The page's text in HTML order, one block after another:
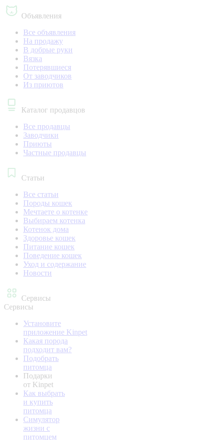
Объявления
Все объявления
На продажу
В добрые руки
Вязка
Потерявшиеся
От заводчиков
Из приютов
Каталог продавцов
Все продавцы
Заводчики
Приюты
Частные продавцы
Статьи
Все статьи
Породы кошек
Мечтаете о котенке
Выбираем котенка
Котенок дома
Здоровье кошек
Питание кошек
Поведение кошек
Уход и содержание
Новости
Сервисы
Сервисы
Установите
приложение Kinpet
Какая порода
подходит вам?
Подобрать
питомца
Подарки
от Kinpet
Как выбрать
и купить
питомца
Симулятор
жизни с
питомцем